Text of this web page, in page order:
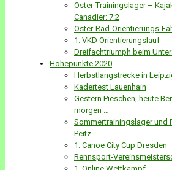
Oster-Trainingslager –
Canadier: 7:2
Oster-Rad-Orientierungs-
1. VKD Orientierungslauf
Dreifachtriumph beim
Höhepunkte 2020
Herbstlangstrecke in
Kadertest Lauenhain
Gestern Pieschen, heute
morgen …
Sommertrainingslager und
Peitz
1. Canoe City Cup Dresden
Rennsport-